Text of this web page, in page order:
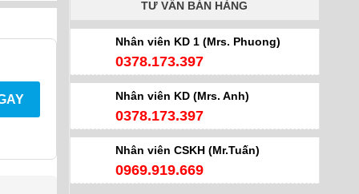
TƯ VẤN BÁN HÀNG
Nhân viên KD 1 (Mrs. Phuong)
0378.173.397
Nhân viên KD (Mrs. Anh)
0378.173.397
Nhân viên CSKH (Mr.Tuấn)
0969.919.669